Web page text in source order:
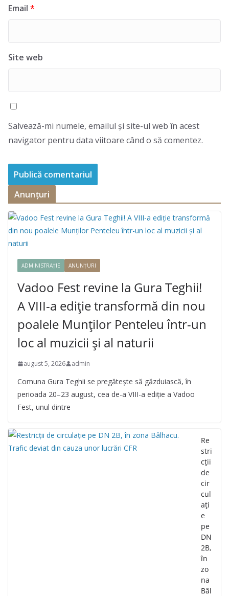
Email *
Site web
Salvează-mi numele, emailul și site-ul web în acest
navigator pentru data viitoare când o să comentez.
Anunțuri
ADMINISTRAȚIE ANUNȚURI
Vadoo Fest revine la Gura Teghii!
A VIII-a ediție transformă din nou
poalele Munților Penteleu într-un
loc al muzicii și al naturii
august 5, 2026 admin
Comuna Gura Teghii se pregătește să găzduiască, în
perioada 20–23 august, cea de-a VIII-a ediție a Vadoo
Fest, unul dintre
Re
stri
cții
de
cir
cul
ați
e
pe
DN
2B,
în
zo
na
Bâl